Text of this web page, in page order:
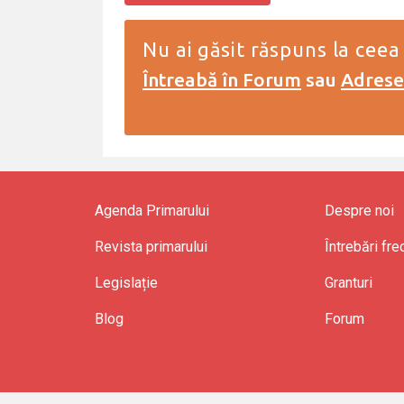
Nu ai găsit răspuns la ceea
Întreabă în Forum sau
Agenda Primarului Despre noi
Revista primarului Întrebări
Legislație Granturi
Blog Forum